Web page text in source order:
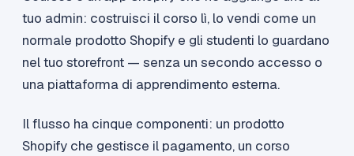
tuo admin: costruisci il corso lì, lo vendi come un
normale prodotto Shopify e gli studenti lo guardano
nel tuo storefront — senza un secondo accesso o
una piattaforma di apprendimento esterna.
Il flusso ha cinque componenti: un prodotto
Shopify che gestisce il pagamento, un corso